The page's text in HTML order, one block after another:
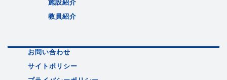
施設紹介
教員紹介
お問い合わせ
サイトポリシー